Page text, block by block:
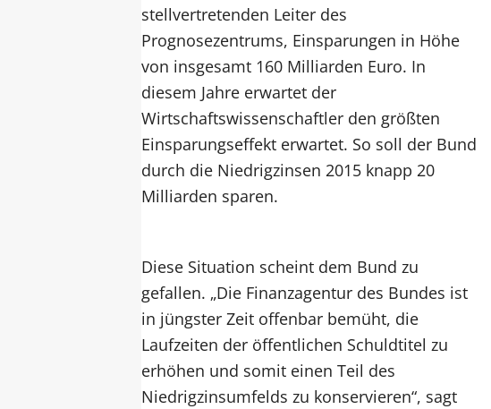
stellvertretenden Leiter des
Prognosezentrums, Einsparungen in Höhe
von insgesamt 160 Milliarden Euro. In
diesem Jahre erwartet der
Wirtschaftswissenschaftler den größten
Einsparungseffekt erwartet. So soll der Bund
durch die Niedrigzinsen 2015 knapp 20
Milliarden sparen.
Diese Situation scheint dem Bund zu
gefallen. „Die Finanzagentur des Bundes ist
in jüngster Zeit offenbar bemüht, die
Laufzeiten der öffentlichen Schuldtitel zu
erhöhen und somit einen Teil des
Niedrigzinsumfelds zu konservieren“, sagt